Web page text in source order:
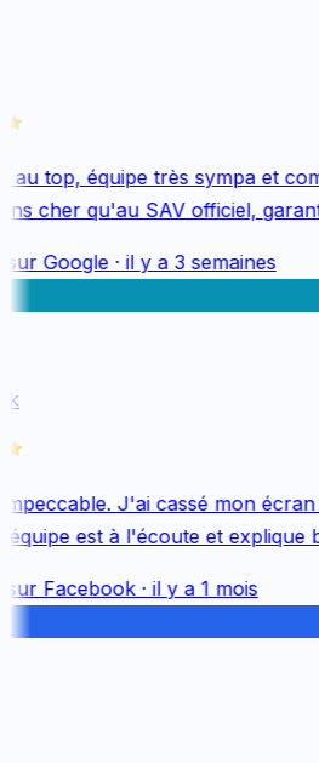
top, équipe très sympa et
cher qu'au SAV officiel,
Google· il y a 3 semaines
J'ai cassé mon écran
est à l'écoute et explique
Facebook· il y a 1 mois